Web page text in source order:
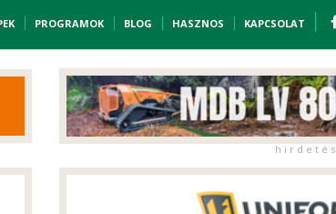
PROGRAMOK BLOG HASZNOS KAPCSOLAT
h i r d e t é s